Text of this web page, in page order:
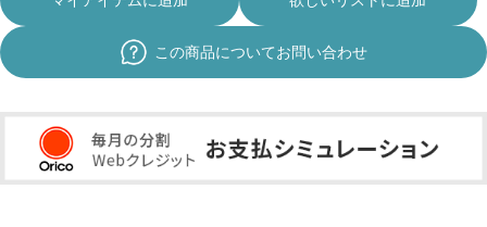
この商品についてお問い合わせ